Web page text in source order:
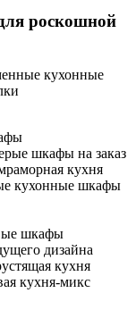
роскошной
кухонные